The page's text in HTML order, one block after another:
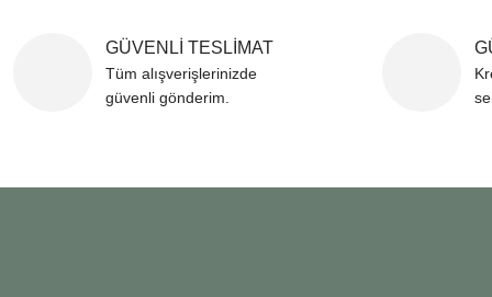
GÜVENLİ TESLİMAT
Tüm alışverişlerinizde
güvenli gönderim.